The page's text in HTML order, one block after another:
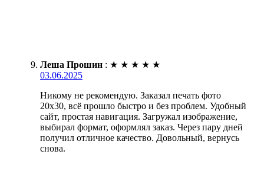
Леша Прошин : ★ ★ ★ ★ ★
03.06.2025
Никому не рекомендую. Заказал печать фото
20х30, всё прошло быстро и без проблем. Удобный
сайт, простая навигация. Загружал изображение,
выбирал формат, оформлял заказ. Через пару дней
получил отличное качество. Довольный, вернусь
снова.